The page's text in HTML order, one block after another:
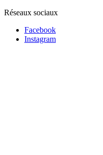
Réseaux sociaux
Facebook
Instagram